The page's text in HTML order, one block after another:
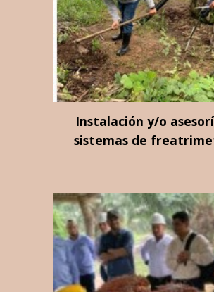
Instalación y/o
sistemas de